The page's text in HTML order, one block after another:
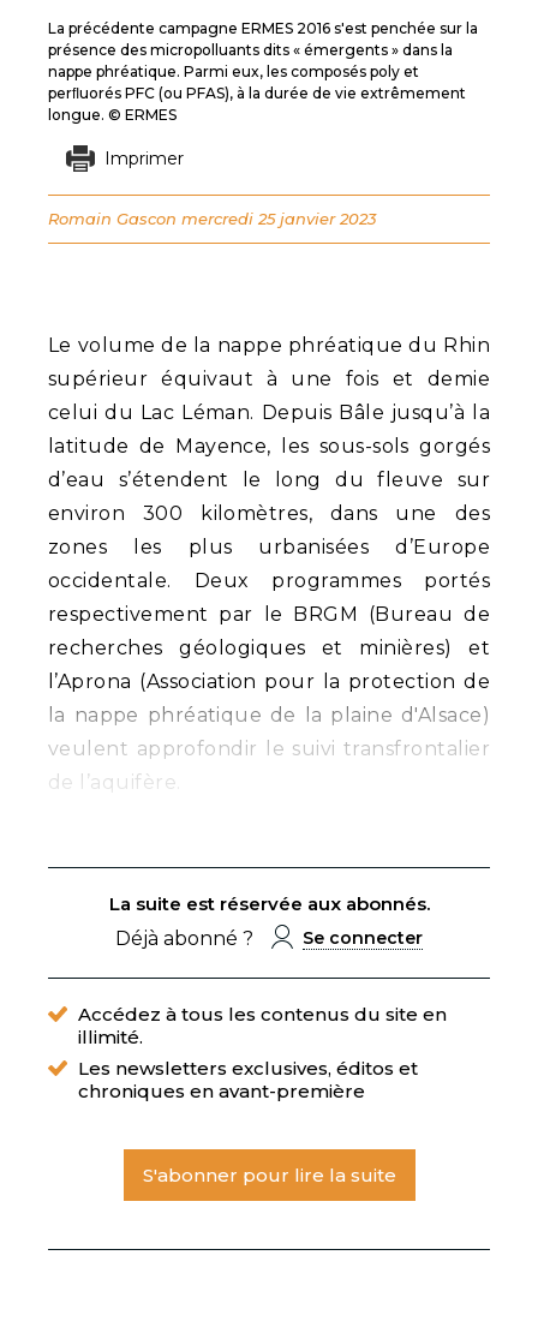
Le volume de la nappe phréatique du Rhin
supérieur équivaut à une fois et demie
celui du Lac Léman. Depuis Bâle jusqu’à la
latitude de Mayence, les sous-sols gorgés
d’eau s’étendent le long du fleuve sur
environ 300 kilomètres, dans une des
zones les plus urbanisées d’Europe
occidentale. Deux programmes portés
respectivement par le BRGM (Bureau de
recherches géologiques et minières) et
l’Aprona (Association pour la protection de
la nappe phréatique de la plaine d'Alsace)
veulent approfondir le suivi transfrontalier
de l’aquifère.
La suite est réservée aux abonnés.
Déjà abonné ?
Se connecter
Accédez à tous les contenus du site en
illimité.
Les newsletters exclusives, éditos et
chroniques en avant-première
S'abonner pour lire la suite
La précédente campagne ERMES 2016 s'est penchée sur la
présence des micropolluants dits « émergents » dans la
nappe phréatique. Parmi eux, les composés poly et
perﬂuorés PFC (ou PFAS), à la durée de vie extrêmement
longue. © ERMES
Imprimer
Romain Gascon mercredi 25 janvier 2023